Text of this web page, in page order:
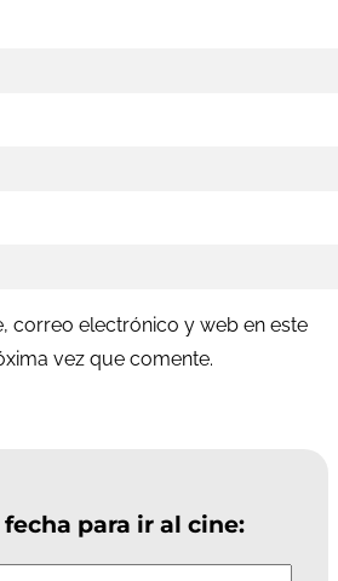
correo electrónico y web en este
vez que comente.
para ir al cine: